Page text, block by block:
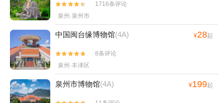


1716条评论
泉州·泉州市
中国闽台缘博物馆(4A) ¥28起


8条评论
泉州·丰泽区
泉州市博物馆(4A) ¥199起